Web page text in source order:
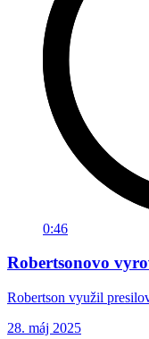
0:46
Robertsonovo
Robertson využil
28. máj 2025